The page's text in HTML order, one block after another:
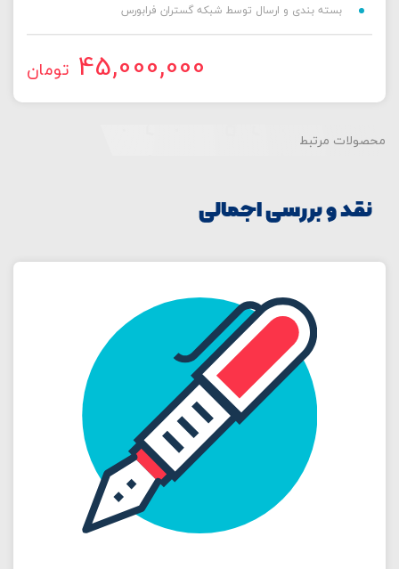
بسته بندی و ارسال توسط شبکه گستران فرابورس
45,000,000 تومان
محصولات مرتبط
نقد و بررسی اجمالی